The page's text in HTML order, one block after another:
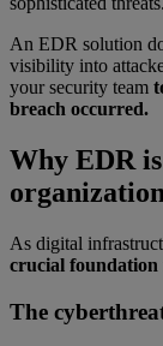
An EDR solution
visibility into
your security team
breach occurred.
Why EDR
As digital
crucial foundation
The